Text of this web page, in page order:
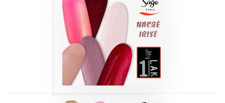
1-LAK 3-EN-1 SÉRIE
| IRISÉS-NACRÉS 5
Produits